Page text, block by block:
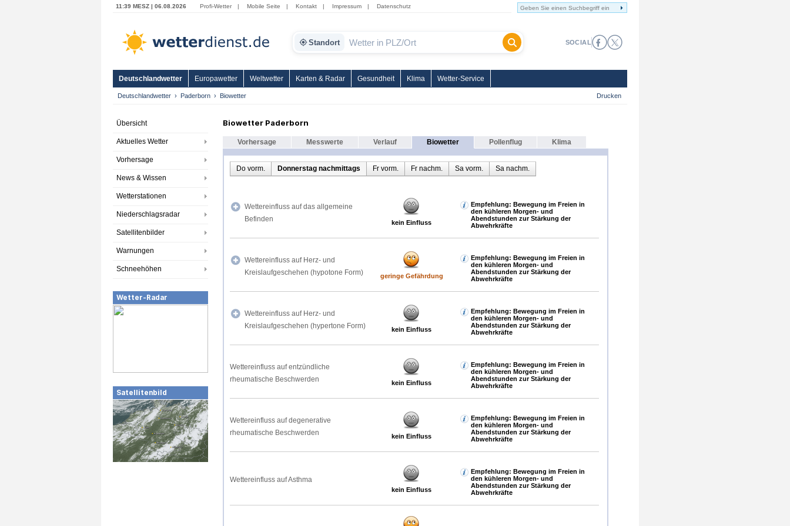
11:39 MESZ | 06.08.2026 Profi-Wetter | Mobile Seite | Kontakt | Impressum | Datenschutz
Standort SOCIAL
Deutschlandwetter Europawetter Weltwetter Karten & Radar Gesundheit Klima Wetter-Service
Deutschlandwetter Paderborn Biowetter Drucken
Übersicht
Aktuelles Wetter
Vorhersage
News & Wissen
Wetterstationen
Niederschlagsradar
Satellitenbilder
Warnungen
Schneehöhen
Wetter-Radar
Satellitenbild
Biowetter Paderborn
Vorhersage Messwerte Verlauf Biowetter Pollenflug Klima
Do vorm. Donnerstag nachmittags Fr vorm. Fr nachm. Sa vorm. Sa nachm.
Wettereinfluss auf das allgemeine
Befinden
kein Einfluss
Empfehlung: Bewegung im Freien in
den kühleren Morgen- und
Abendstunden zur Stärkung der
Abwehrkräfte
Wettereinfluss auf Herz- und
Kreislaufgeschehen (hypotone Form)
geringe Gefährdung
Empfehlung: Bewegung im Freien in
den kühleren Morgen- und
Abendstunden zur Stärkung der
Abwehrkräfte
Wettereinfluss auf Herz- und
Kreislaufgeschehen (hypertone Form)
kein Einfluss
Empfehlung: Bewegung im Freien in
den kühleren Morgen- und
Abendstunden zur Stärkung der
Abwehrkräfte
Wettereinfluss auf entzündliche
rheumatische Beschwerden
kein Einfluss
Empfehlung: Bewegung im Freien in
den kühleren Morgen- und
Abendstunden zur Stärkung der
Abwehrkräfte
Wettereinfluss auf degenerative
rheumatische Beschwerden
kein Einfluss
Empfehlung: Bewegung im Freien in
den kühleren Morgen- und
Abendstunden zur Stärkung der
Abwehrkräfte
Wettereinfluss auf Asthma
kein Einfluss
Empfehlung: Bewegung im Freien in
den kühleren Morgen- und
Abendstunden zur Stärkung der
Abwehrkräfte